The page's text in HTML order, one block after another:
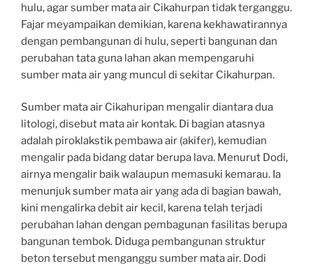
hulu, agar sumber mata air Cikahurpan tidak terganggu.
Fajar meyampaikan demikian, karena kekhawatirannya
dengan pembangunan di hulu, seperti bangunan dan
perubahan tata guna lahan akan mempengaruhi
sumber mata air yang muncul di sekitar Cikahurpan.
Sumber mata air Cikahuripan mengalir diantara dua
litologi, disebut mata air kontak. Di bagian atasnya
adalah piroklakstik pembawa air (akifer), kemudian
mengalir pada bidang datar berupa lava. Menurut Dodi,
airnya mengalir baik walaupun memasuki kemarau. Ia
menunjuk sumber mata air yang ada di bagian bawah,
kini mengalirka debit air kecil, karena telah terjadi
perubahan lahan dengan pembagunan fasilitas berupa
bangunan tembok. Diduga pembangunan struktur
beton tersebut menganggu sumber mata air. Dodi